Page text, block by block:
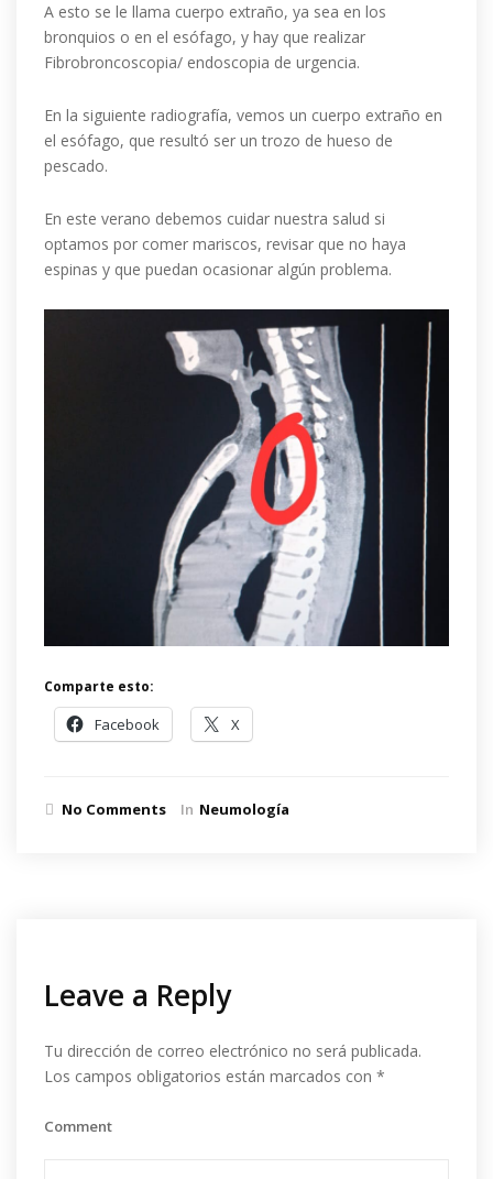
A esto se le llama cuerpo extraño, ya sea en los
bronquios o en el esófago, y hay que realizar
Fibrobroncoscopia/ endoscopia de urgencia.
En la siguiente radiografía, vemos un cuerpo extraño en
el esófago, que resultó ser un trozo de hueso de
pescado.
En este verano debemos cuidar nuestra salud si
optamos por comer mariscos, revisar que no haya
espinas y que puedan ocasionar algún problema.
Comparte esto:
Facebook X
No Comments In Neumología
Leave a Reply
Tu dirección de correo electrónico no será publicada.
Los campos obligatorios están marcados con *
Comment